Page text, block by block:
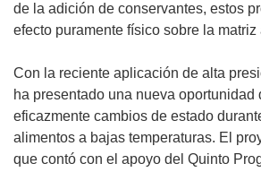
de la adición de conservantes, estos
efecto puramente físico sobre la matriz
Con la reciente aplicación de alta
ha presentado una nueva oportunidad
eficazmente cambios de estado
alimentos a bajas temperaturas. El
que contó con el apoyo del Quinto